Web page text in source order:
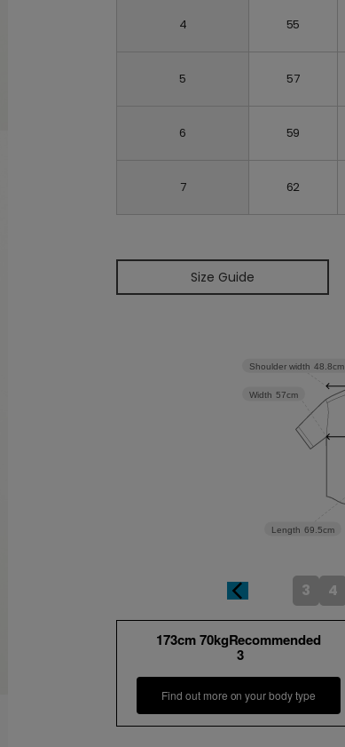
4 55
5 57
6 59
7 62
Size Guide
Length 69.5cm
Width 57cm
Shoulder width 48.8cm
3 4
173cm 70kgRecommended
3
Find out more on your body type